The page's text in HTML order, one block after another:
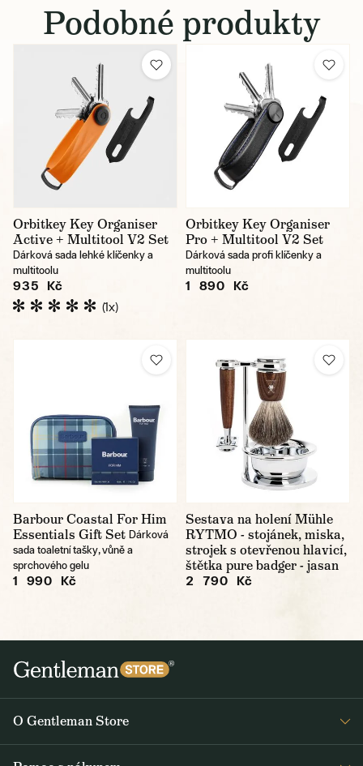
Podobné produkty
Orbitkey Key Organiser
Active + Multitool V2 Set
Dárková sada lehké klíčenky a
multitoolu
935 Kč
(1x)
Orbitkey Key Organiser
Pro + Multitool V2 Set
Dárková sada profi klíčenky a
multitoolu
1 890 Kč
Barbour Coastal For Him
Essentials Gift Set Dárková
sada toaletní tašky, vůně a
sprchového gelu
1 990 Kč
Sestava na holení Mühle
RYTMO - stojánek, miska,
strojek s otevřenou hlavicí,
štětka pure badger - jasan
2 790 Kč
O Gentleman Store